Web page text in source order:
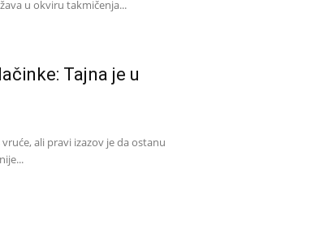
u okviru takmičenja...
Tajna je u
ali pravi izazov je da ostanu